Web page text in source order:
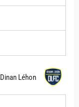
Dinan Léhon